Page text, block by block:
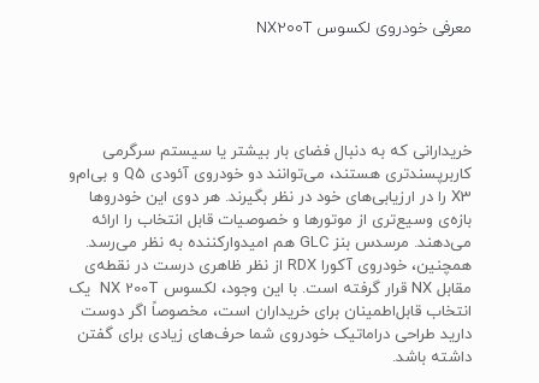
معرفی خودروی لکسوس NX200T
خریدارانی که به دنبال فضای بار بیشتر یا سیستم سرگرمی
کاربرپسندتری هستند، می‌توانند دو خودروی آئودی Q5 و بی‌ام‌و
X3 را در ارزیابی‌های خود در نظر بگیرند. هر دوی این خودروها
بازه‌ی وسیع‌تری از موتورها و خصوصیات قابل انتخاب را ارائه
می‌دهند. مرسدس بنز GLC هم امیدوارکننده به نظر می‌رسد.
همچنین، خودروی آکورا RDX از نظر ظاهری درست در نقطه‌ی
مقابل NX قرار گرفته است. با این وجود، لکسوس NX 200T یک
انتخاب قابل‌اطمینان برای خریداران است، مخصوصاً اگر دوست
دارید طراحی دراماتیک خودروی شما حرف‌های زیادی برای گفتن
داشته باشد.